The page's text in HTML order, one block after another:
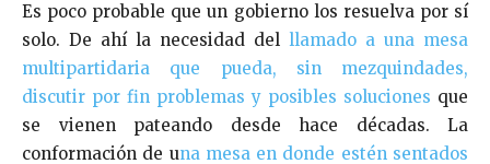
Es poco probable que un gobierno los resuelva por sí
solo. De ahí la necesidad del llamado a una mesa
multipartidaria que pueda, sin mezquindades,
discutir por fin problemas y posibles soluciones que
se vienen pateando desde hace décadas. La
conformación de una mesa en donde estén sentados